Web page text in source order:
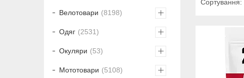
Велотовари 8198
Одяг 2531
Окуляри 53
Мототовари 5108